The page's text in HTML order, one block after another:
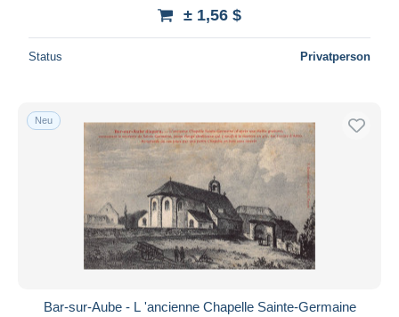
± 1,56 $
Status Privatperson
Neu
Bar-sur-Aube - L 'ancienne Chapelle Sainte-Germaine